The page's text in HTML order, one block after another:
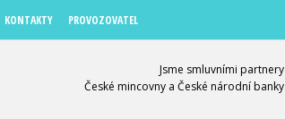
KONTAKTY PROVOZOVATEL
Jsme smluvními partnery
České mincovny a České národní banky